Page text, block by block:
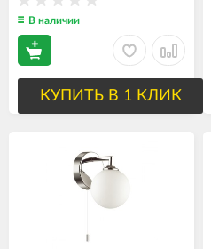
В наличии
КУПИТЬ В 1 КЛИК